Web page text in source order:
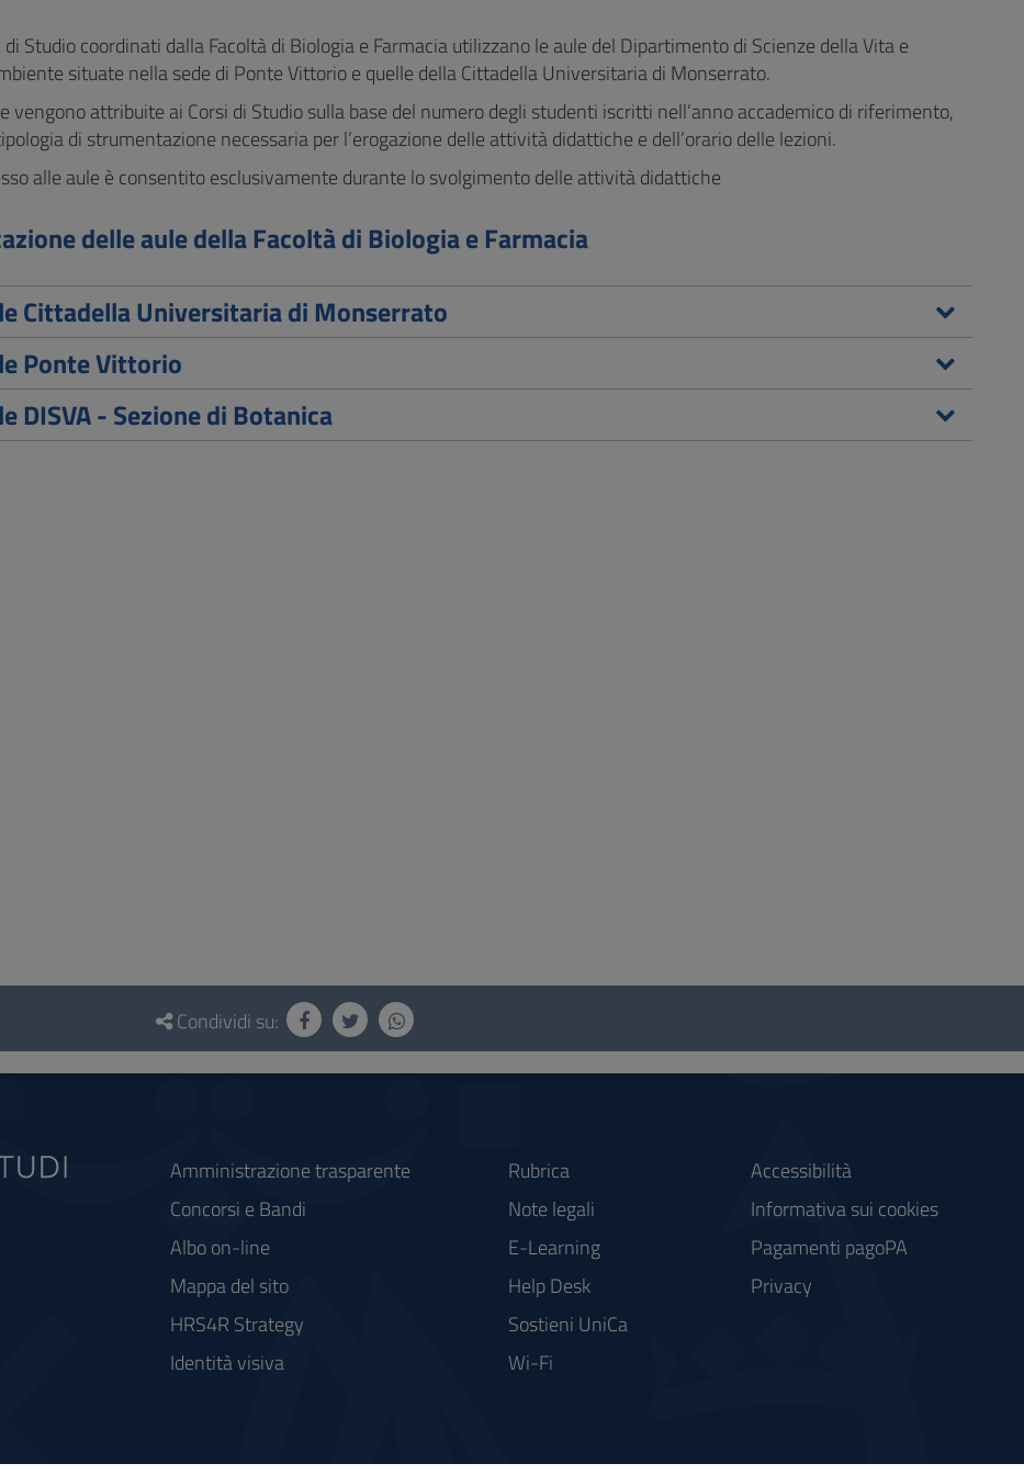
di Studio coordinati dalla Facoltà di Biologia e Farmacia utilizzano le aule del Dipartimento di Scienze della Vita e
situate nella sede di Ponte Vittorio e quelle della Cittadella Universitaria di Monserrato.
vengono attribuite ai Corsi di Studio sulla base del numero degli studenti iscritti nell’anno accademico di riferimento,
di strumentazione necessaria per l’erogazione delle attività didattiche e dell’orario delle lezioni.
alle aule è consentito esclusivamente durante lo svolgimento delle attività didattiche
delle aule della Facoltà di Biologia e Farmacia
Cittadella Universitaria di Monserrato
Ponte Vittorio
DISVA - Sezione di Botanica
Condividi su:
Amministrazione trasparente
Concorsi e Bandi
Albo on-line
Mappa del sito
HRS4R Strategy
Identità visiva
Rubrica
Note legali
E-Learning
Help Desk
Sostieni UniCa
Wi-Fi
Accessibilità
Informativa sui cookies
Pagamenti pagoPA
Privacy